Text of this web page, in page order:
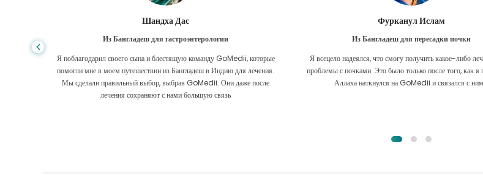
Шандха Дас
Из Бангладеш для гастроэнтерологии
Я поблагодарил своего сына и блестящую команду GoMedii, которые
помогли мне в моем путешествии из Бангладеш в Индию для лечения.
Мы сделали правильный выбор, выбрав GoMedii. Они даже после
лечения сохраняют с нами большую связь
Фурканул Ислам
Из Бангладеш для пересадки почки
Я всецело надеялся, что смогу получить какое-либо
проблемы с почками. Это было только после того, как я
Аллаха наткнулся на GoMedii и связался с